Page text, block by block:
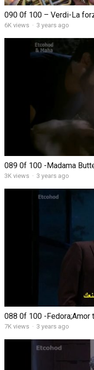
090 0f 100 – Verdi-La
6K views · 3 years ago
089 0f 100 -Madama
3K views · 3 years ago
088 0f 100 -Fedora;Amor
7K views · 3 years ago